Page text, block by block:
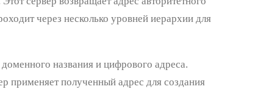
через несколько уровней иерархии для
названия и цифрового адреса.
применяет полученный адрес для создания